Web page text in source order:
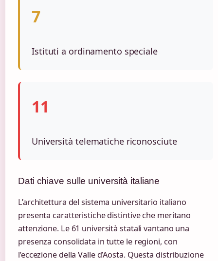
7
Istituti a ordinamento speciale
11
Università telematiche riconosciute
Dati chiave sulle università italiane
L’architettura del sistema universitario italiano
presenta caratteristiche distintive che meritano
attenzione. Le 61 università statali vantano una
presenza consolidata in tutte le regioni, con
l’eccezione della Valle d’Aosta. Questa distribuzione